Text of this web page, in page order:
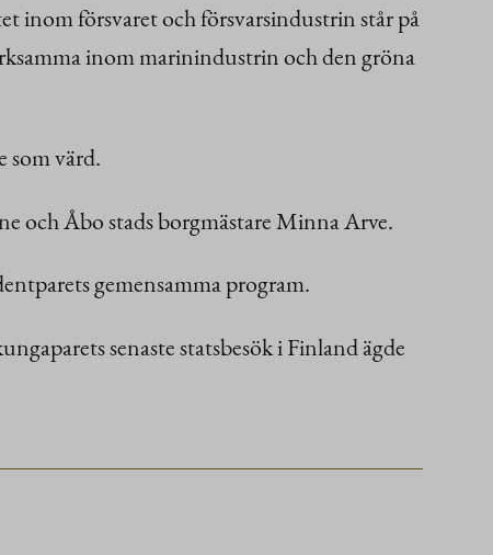
inom försvaret och försvarsindustrin står på
inom marinindustrin och den gröna
som värd.
och Åbo stads borgmästare Minna Arve.
gemensamma program.
senaste statsbesök i Finland ägde